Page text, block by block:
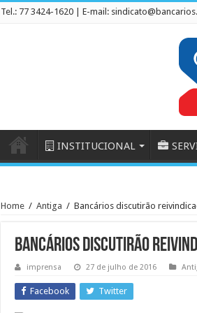
Tel.: 77 3424-1620 | E-mail:
INSTITUCIONAL
Home / Antiga / Bancários discutirão
Bancários discutirão
imprensa 27 de julho de 2016
Facebook Twitter